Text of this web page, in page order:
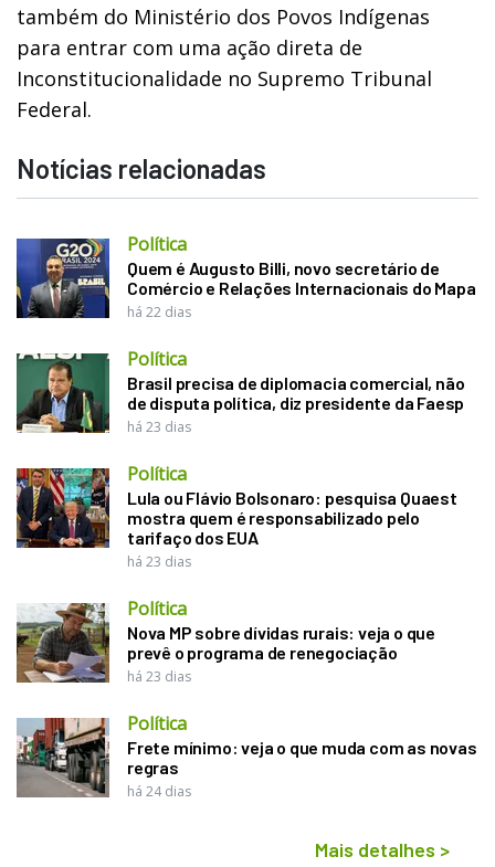
também do Ministério dos Povos Indígenas
para entrar com uma ação direta de
Inconstitucionalidade no Supremo Tribunal
Federal.
Notícias relacionadas
Política
Quem é Augusto Billi, novo secretário de
Comércio e Relações Internacionais do Mapa
há 22 dias
Política
Brasil precisa de diplomacia comercial, não
de disputa política, diz presidente da Faesp
há 23 dias
Política
Lula ou Flávio Bolsonaro: pesquisa Quaest
mostra quem é responsabilizado pelo
tarifaço dos EUA
há 23 dias
Política
Nova MP sobre dívidas rurais: veja o que
prevê o programa de renegociação
há 23 dias
Política
Frete mínimo: veja o que muda com as novas
regras
há 24 dias
Mais detalhes >